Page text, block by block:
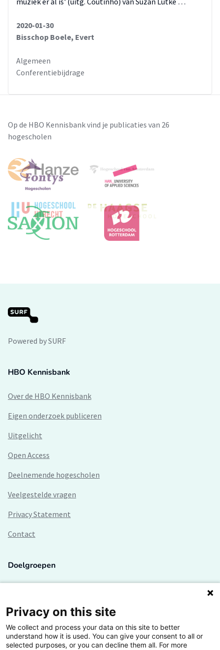
2020-01-30
Bisschop Boele, Evert
Algemeen
Conferentiebijdrage
Op de HBO Kennisbank vind je publicaties van 26
hogescholen
Powered by SURF
HBO Kennisbank
Over de HBO Kennisbank
Eigen onderzoek publiceren
Uitgelicht
Open Access
Deelnemende hogescholen
Veelgestelde vragen
Privacy Statement
Contact
Doelgroepen
Lectoren en onderzoekers
Bedrijven
Hogescholen
Privacy on this site
We collect and process your data on this site to better
understand how it is used. You can give your consent to all or
selected purposes, or you can decline them all. For more